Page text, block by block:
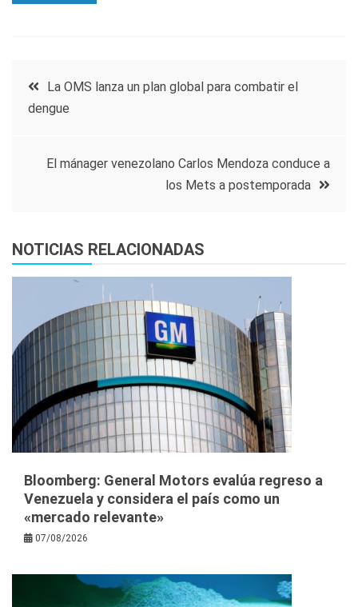
Navegación
entradas
La OMS lanza un plan global para combatir el
dengue
El mánager venezolano Carlos Mendoza conduce a
los Mets a postemporada
NOTICIAS RELACIONADAS
Bloomberg: General Motors evalúa regreso a
Venezuela y considera el país como un
«mercado relevante»
07/08/2026